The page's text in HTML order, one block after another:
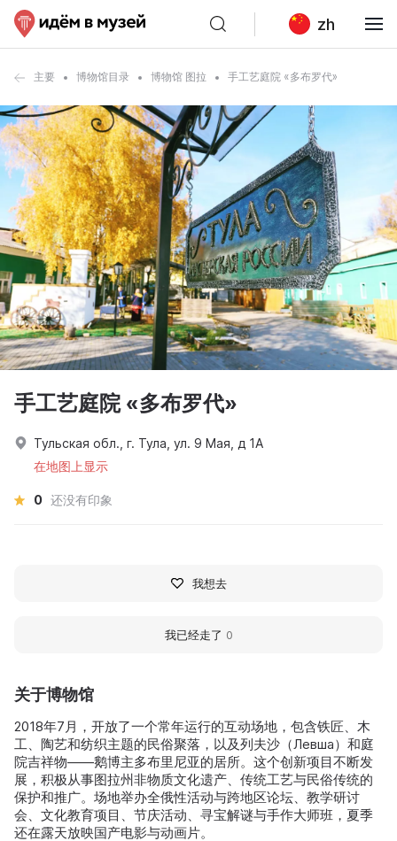
zh
主要 博物馆目录 博物馆 图拉 手工艺庭院 «多布罗代»
关于博物馆
2018年7月，开放了一个常年运行的互动场地，包含铁匠、木
工、陶艺和纺织主题的民俗聚落，以及列夫沙（Левша）和庭
院吉祥物——鹅博主多布里尼亚的居所。这个创新项目不断发
展，积极从事图拉州非物质文化遗产、传统工艺与民俗传统的
保护和推广。场地举办全俄性活动与跨地区论坛、教学研讨
会、文化教育项目、节庆活动、寻宝解谜与手作大师班，夏季
还在露天放映国产电影与动画片。
手工艺庭院 «多布罗代»
Тульская обл., г. Тула, ул. 9 Мая, д 1А
在地图上显示
0 还没有印象
我想去
我已经走了 0